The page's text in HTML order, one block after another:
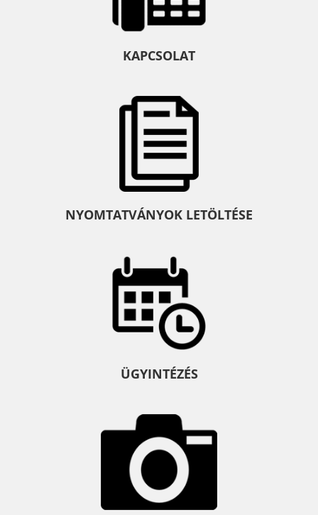
KAPCSOLAT
NYOMTATVÁNYOK LETÖLTÉSE
ÜGYINTÉZÉS